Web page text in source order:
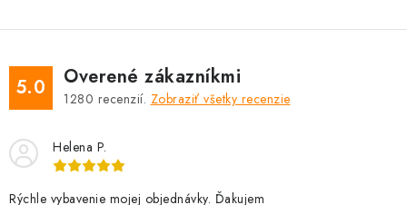
5.0 Overené zákazníkmi
1280 recenzií. Zobraziť všetky recenzie
Helena P.
Rýchle vybavenie mojej objednávky. Ďakujem